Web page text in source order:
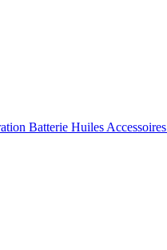
Batterie Huiles Accessoires